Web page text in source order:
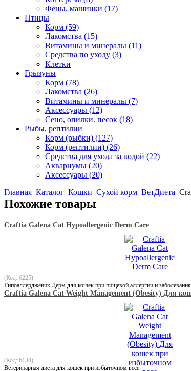
Фены, машинки (17)
Птицы
Корм (59)
Лакомства (15)
Витамины и минералы (11)
Средства по уходу (3)
Клетки
Грызуны
Корм (78)
Лакомства (26)
Витамины и минералы (7)
Аксессуары (12)
Сено, опилки. песок (18)
Рыбы, рептилии
Корм (рыбки) (127)
Корм (рептилии) (26)
Средства для ухода за водой (22)
Аквариумы (20)
Аксессуары (20)
Главная Каталог Кошки Сухой корм ВетДиета
Похожие товары
Craftia Galena Cat Hypoallergenic Derm Care
(Код: 6225)
Гипоаллердженик Дерм для кошек при пищевой аллергии и
Craftia Galena Cat Weight Management (Obesity) Для
(Код: 6134)
Ветеринарная диета для кошек при избыточном весе